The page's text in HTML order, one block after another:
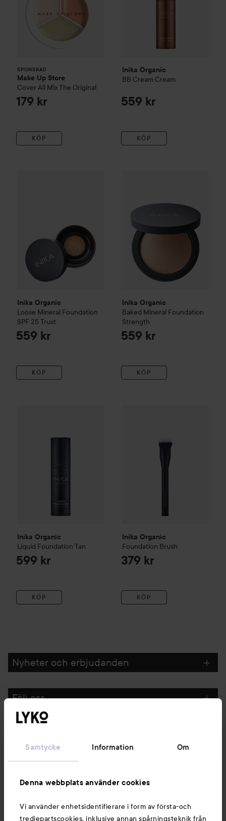
Samtycke Information Om
Denna webbplats använder cookies
Vi använder enhetsidentifierare i form av första-och
tredjepartscookies, inklusive annan spårningsteknik från
SPONSRAD
Make Up Store
Cover All MixThe Original
179 kr
KÖP
Inika Organic
BB Cream Cream
559 kr
KÖP
Inika Organic
Loose Mineral Foundation
SPF 25 Trust
559 kr
KÖP
Inika Organic
Baked Mineral Foundation
Strength
559 kr
KÖP
Inika Organic
Liquid Foundation Tan
599 kr
KÖP
Inika Organic
Foundation Brush
379 kr
KÖP
Nyheter och erbjudanden
Följ oss
Du kanske också gillar